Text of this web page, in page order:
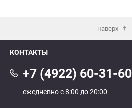
наверх
КОНТАКТЫ
+7 (4922) 60-31-60
ежедневно с 8:00 до 20:00